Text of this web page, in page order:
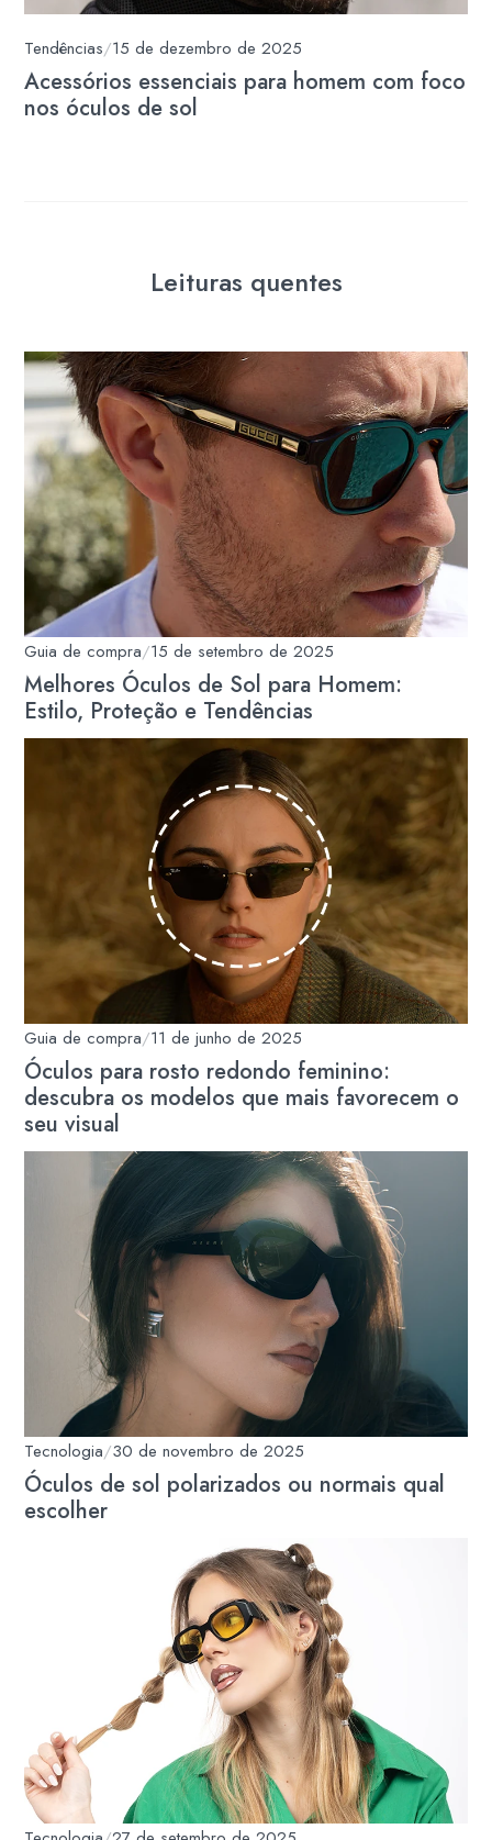
Tendências/15 de dezembro de 2025
Acessórios essenciais para homem com foco
nos óculos de sol
Leituras quentes
Guia de compra/15 de setembro de 2025
Melhores Óculos de Sol para Homem:
Estilo, Proteção e Tendências
Guia de compra/11 de junho de 2025
Óculos para rosto redondo feminino:
descubra os modelos que mais favorecem o
seu visual
Tecnologia/30 de novembro de 2025
Óculos de sol polarizados ou normais qual
escolher